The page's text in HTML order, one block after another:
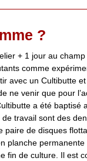
?
+ 1 jour au
comme
avec un Cultibutte
ne venir que pour
a été baptisé
travail sont des
paire de disques
planche
fin de culture. Il est